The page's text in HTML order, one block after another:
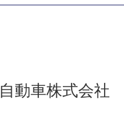
動車株式会社